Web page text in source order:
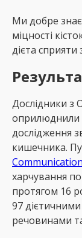
Ми добре
міцності
дієта
Дослідники з
оприлюднили
дослідження
кишечника.
харчування
протягом 16
97
речовинами